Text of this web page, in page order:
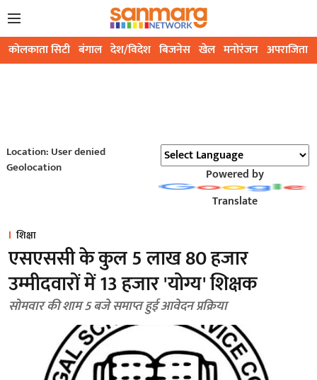
कोलकाता सिटी बंगाल देश/विदेश बिजनेस खेल मनोरंजन अपराजिता
Location: User denied
Geolocation
Powered by
Translate
शिक्षा
एसएससी के कुल 5 लाख 80 हजार
उम्मीदवारों में 13 हजार 'योग्य' शिक्षक
सोमवार की शाम 5 बजे समाप्त हुई आवेदन प्रक्रिया